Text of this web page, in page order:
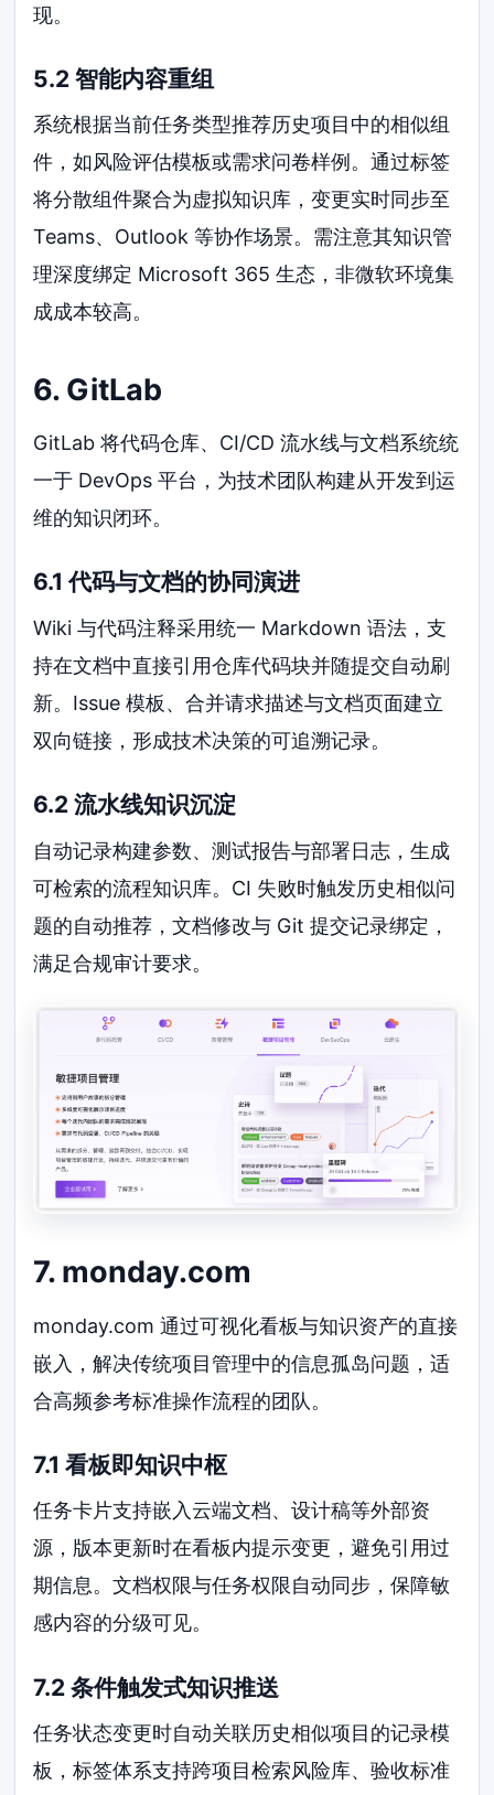
现。
5.2 智能内容重组
系统根据当前任务类型推荐历史项目中的相似组
件，如风险评估模板或需求问卷样例。通过标签
将分散组件聚合为虚拟知识库，变更实时同步至
Teams、Outlook 等协作场景。需注意其知识管
理深度绑定 Microsoft 365 生态，非微软环境集
成成本较高。
6. GitLab
GitLab 将代码仓库、CI/CD 流水线与文档系统统
一于 DevOps 平台，为技术团队构建从开发到运
维的知识闭环。
6.1 代码与文档的协同演进
Wiki 与代码注释采用统一 Markdown 语法，支
持在文档中直接引用仓库代码块并随提交自动刷
新。Issue 模板、合并请求描述与文档页面建立
双向链接，形成技术决策的可追溯记录。
6.2 流水线知识沉淀
自动记录构建参数、测试报告与部署日志，生成
可检索的流程知识库。CI 失败时触发历史相似问
题的自动推荐，文档修改与 Git 提交记录绑定，
满足合规审计要求。
7. monday.com
monday.com 通过可视化看板与知识资产的直接
嵌入，解决传统项目管理中的信息孤岛问题，适
合高频参考标准操作流程的团队。
7.1 看板即知识中枢
任务卡片支持嵌入云端文档、设计稿等外部资
源，版本更新时在看板内提示变更，避免引用过
期信息。文档权限与任务权限自动同步，保障敏
感内容的分级可见。
7.2 条件触发式知识推送
任务状态变更时自动关联历史相似项目的记录模
板，标签体系支持跨项目检索风险库、验收标准